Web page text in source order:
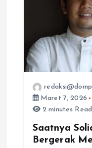
Maret 7, 2026
2 minutes Read
Saatnya
Bergerak